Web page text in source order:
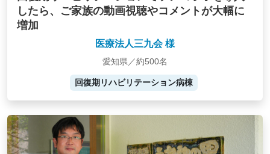
したら、ご家族の動画視聴やコメントが大幅に
増加
医療法人三九会 様
愛知県／約500名
回復期リハビリテーション病棟